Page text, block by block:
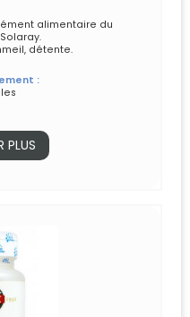
alimentaire du
détente.
:
PLUS